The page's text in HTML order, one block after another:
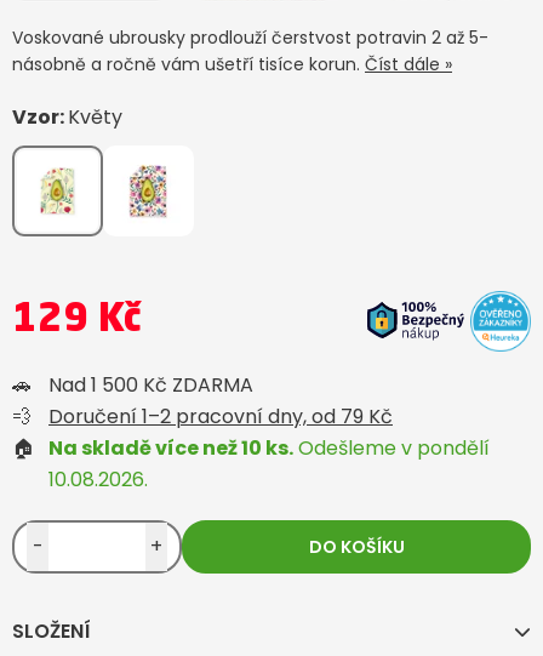
SLOŽENÍ
Voskované ubrousky prodlouží čerstvost potravin 2 až 5-
násobně a ročně vám ušetří tisíce korun. Číst dále »
Vzor:Květy
129 Kč
🚗
Nad 1 500 Kč ZDARMA
💨
Doručení 1–2 pracovní dny, od 79 Kč
🏠
Na skladě více než 10 ks.Odešleme v pondělí
10.08.2026.
- + DO KOŠÍKU